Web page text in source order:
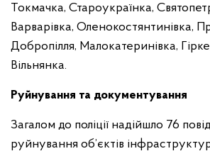
Токмачка, Староукраїнка,
Варварівка, Оленокостянтинівка,
Добропілля, Малокатеринівка,
Вільнянка.
Руйнування та документування
Загалом до поліції надійшло 76
руйнування об’єктів